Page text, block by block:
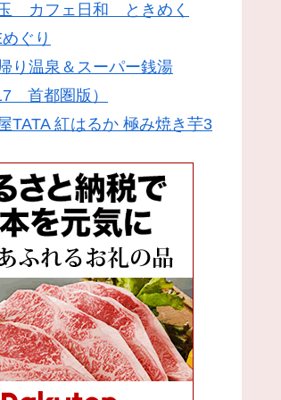
カフェ日和 ときめく
ぐり
り温泉＆スーパー銭湯
首都圏版）
TATA 紅はるか 極み焼き芋3